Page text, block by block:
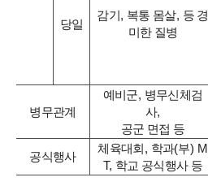
당일
감기 , 복통 몸살, 등 경
미한 질병
병무관계
예비군, 병무신체검
사,
공군 면접 등
공식행사
체육대회 , 학과(부) M
T, 학교 공식행사 등